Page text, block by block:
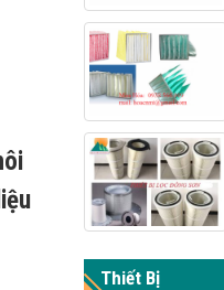
Thiết Bị